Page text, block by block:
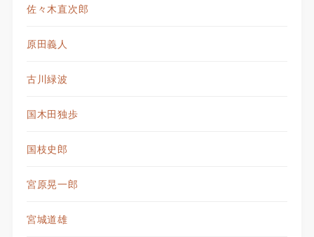
佐々木直次郎
原田義人
古川緑波
国木田独歩
国枝史郎
宮原晃一郎
宮城道雄